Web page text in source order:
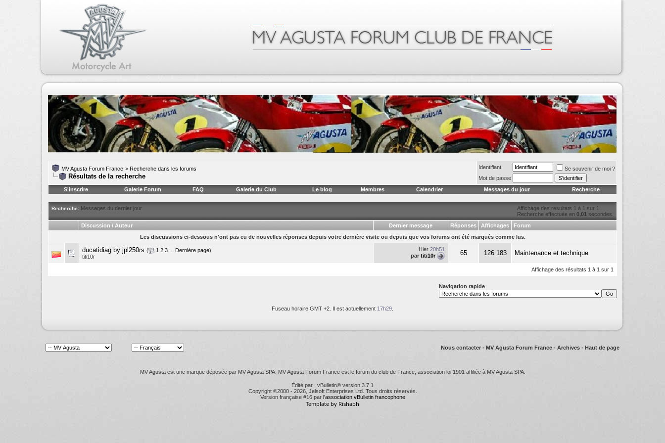
MV Agusta Forum France > Recherche dans les forums
Résultats de la recherche
Identifiant
Se souvenir de moi ?
Mot de passe
S'inscrire
Galerie Forum FAQ Galerie du Club Le blog Membres Calendrier Messages du jour Recherche
Affichage des résultats 1 à 1 sur 1
Recherche effectuée en 0,01 secondes.
Recherche: Messages du dernier jour
Discussion / Auteur Dernier message Réponses Affichages
Forum
Les discussions ci-dessous n'ont pas eu de nouvelles réponses depuis votre dernière visite ou depuis que vos forums ont été marqués comme lus.
ducatidiag by jpl250rs ( 1 2 3 Dernière page)
titi10r
Hier 20h51
par titi10r 65 126 183 Maintenance et technique
Affichage des résultats 1 à 1 sur 1
Navigation rapide
Fuseau horaire GMT +2. Il est actuellement 17h29
Nous contacter - MV Agusta Forum France - Archives - Haut de page
MV Agusta est une marque déposée par MV Agusta SPA. MV Agusta Forum France est le forum du club de France, association loi 1901 affiliée à MV Agusta SPA.
Édité par : vBulletin® version 3.7.1
Copyright ©2000 - 2026, Jelsoft Enterprises Ltd. Tous droits réservés.
Version française #16 par l'association vBulletin francophone
Template by Rishabh